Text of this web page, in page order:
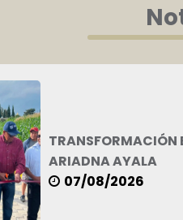
TRANSFORMACIÓN
ARIADNA AYALA
07/08/2026